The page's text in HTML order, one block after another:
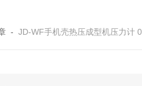
- JD-WF手机壳热压成型机压力计 0-